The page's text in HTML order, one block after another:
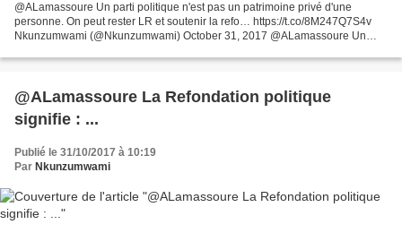
@ALamassoure Un parti politique n'est pas un patrimoine privé d'une
personne. On peut rester LR et soutenir la refo… https://t.co/8M247Q7S4v
Nkunzumwami (@Nkunzumwami) October 31, 2017 @ALamassoure Un
@ALamassoure La Refondation politique
signifie : ...
Publié le 31/10/2017 à 10:19
Par Nkunzumwami